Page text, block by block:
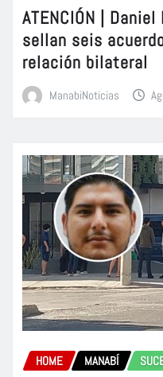
ATENCIÓN |
sellan seis
relación bilateral
ManabiNoticias
HOME MANABÍ